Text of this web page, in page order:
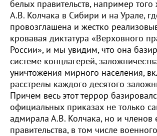
белых правительств, например
А.В. Колчака в Сибири и на Урале,
провозглашена и жестко
кровавая диктатура «Верховного
России», и мы увидим, что она
системе концлагерей,
уничтожения мирного населения,
расстрелы каждого десятого
Причем весь этот террор
официальных приказах не только
адмирала А.В. Колчака, но и членов
правительства, в том числе